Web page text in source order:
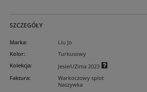
SZCZEGÓŁY
Marka:
Liu Jo
Kolor:
Turkusowy
Kolekcja:
Jesień/Zima 2023
Faktura:
Warkoczowy splot
Naszywka